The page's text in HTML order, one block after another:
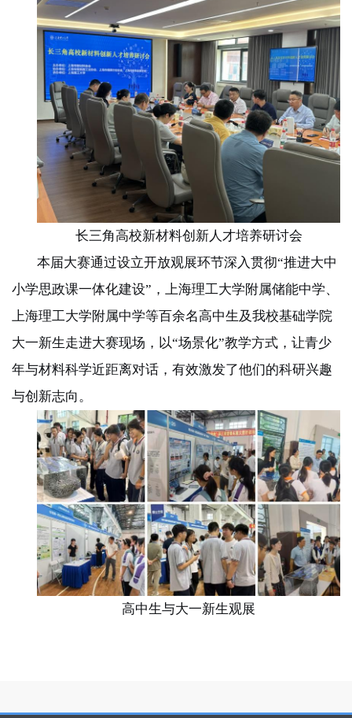
长三角高校新材料创新人才培养研讨会
本届大赛通过设立开放观展环节深入贯彻“推进大中
小学思政课一体化建设”，上海理工大学附属储能中学、
上海理工大学附属中学等百余名高中生及我校基础学院
大一新生走进大赛现场，以“场景化”教学方式，让青少
年与材料科学近距离对话，有效激发了他们的科研兴趣
与创新志向。
高中生与大一新生观展